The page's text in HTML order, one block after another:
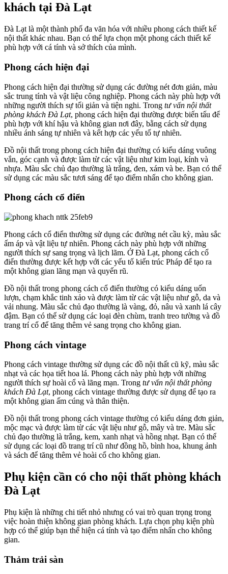
khách tại Đà Lạt
Đà Lạt là một thành phố đa văn hóa với nhiều phong cách thiết kế
nội thất khác nhau. Bạn có thể lựa chọn một phong cách thiết kế
phù hợp với cá tính và sở thích của mình.
Phong cách hiện đại
Phong cách hiện đại thường sử dụng các đường nét đơn giản, màu
sắc trung tính và vật liệu công nghiệp. Phong cách này phù hợp với
những người thích sự tối giản và tiện nghi. Trong tư vấn nội thất
phòng khách Đà Lạt, phong cách hiện đại thường được biến tấu để
phù hợp với khí hậu và không gian nơi đây, bằng cách sử dụng
nhiều ánh sáng tự nhiên và kết hợp các yếu tố tự nhiên.
Đồ nội thất trong phong cách hiện đại thường có kiểu dáng vuông
vắn, góc cạnh và được làm từ các vật liệu như kim loại, kính và
nhựa. Màu sắc chủ đạo thường là trắng, đen, xám và be. Bạn có thể
sử dụng các màu sắc tươi sáng để tạo điểm nhấn cho không gian.
Phong cách cổ điển
Phong cách cổ điển thường sử dụng các đường nét cầu kỳ, màu sắc
ấm áp và vật liệu tự nhiên. Phong cách này phù hợp với những
người thích sự sang trọng và lịch lãm. Ở Đà Lạt, phong cách cổ
điển thường được kết hợp với các yếu tố kiến trúc Pháp để tạo ra
một không gian lãng mạn và quyến rũ.
Đồ nội thất trong phong cách cổ điển thường có kiểu dáng uốn
lượn, chạm khắc tinh xảo và được làm từ các vật liệu như gỗ, da và
vải nhung. Màu sắc chủ đạo thường là vàng, đỏ, nâu và xanh lá cây
đậm. Bạn có thể sử dụng các loại đèn chùm, tranh treo tường và đồ
trang trí cổ để tăng thêm vẻ sang trọng cho không gian.
Phong cách vintage
Phong cách vintage thường sử dụng các đồ nội thất cũ kỹ, màu sắc
nhạt và các họa tiết hoa lá. Phong cách này phù hợp với những
người thích sự hoài cổ và lãng mạn. Trong tư vấn nội thất phòng
khách Đà Lạt, phong cách vintage thường được sử dụng để tạo ra
một không gian ấm cúng và thân thiện.
Đồ nội thất trong phong cách vintage thường có kiểu dáng đơn giản,
mộc mạc và được làm từ các vật liệu như gỗ, mây và tre. Màu sắc
chủ đạo thường là trắng, kem, xanh nhạt và hồng nhạt. Bạn có thể
sử dụng các loại đồ trang trí cũ như đồng hồ, bình hoa, khung ảnh
và sách để tăng thêm vẻ hoài cổ cho không gian.
Phụ kiện cần có cho nội thất phòng khách
Đà Lạt
Phụ kiện là những chi tiết nhỏ nhưng có vai trò quan trọng trong
việc hoàn thiện không gian phòng khách. Lựa chọn phụ kiện phù
hợp có thể giúp bạn thể hiện cá tính và tạo điểm nhấn cho không
gian.
Thảm trải sàn